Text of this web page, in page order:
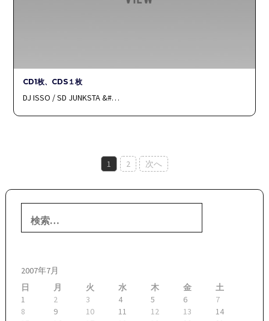
CD1枚、CDS１枚
DJ ISSO / SD JUNKSTA &#…
稿
ナ
ー
シ
ョ
1 2 次へ
索:
2007年7月
日
月 火 水 木 金
土
1
2 3 4 5 6
7
8
9 10 11 12 13
14